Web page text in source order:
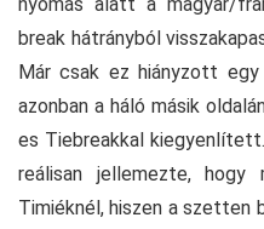
break hátrányból
Már csak ez hiányzott egy
azonban a háló másik
es Tiebreakkal
reálisan jellemezte, hogy
Timiéknél, hiszen a szetten